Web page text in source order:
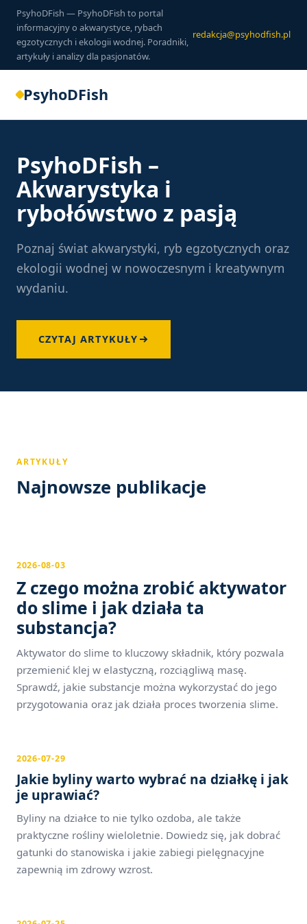
PsyhoDFish — PsyhoDFish to portal
informacyjny o akwarystyce, rybach
egzotycznych i ekologii wodnej. Poradniki,
artykuły i analizy dla pasjonatów.
redakcja@psyhodfish.pl
PsyhoDFish
PsyhoDFish –
Akwarystyka i
rybołówstwo z pasją
Poznaj świat akwarystyki, ryb egzotycznych oraz
ekologii wodnej w nowoczesnym i kreatywnym
wydaniu.
CZYTAJ ARTYKUŁY
ARTYKUŁY
Najnowsze publikacje
2026-08-03
Z czego można zrobić aktywator
do slime i jak działa ta
substancja?
Aktywator do slime to kluczowy składnik, który pozwala
przemienić klej w elastyczną, rozciągliwą masę.
Sprawdź, jakie substancje można wykorzystać do jego
przygotowania oraz jak działa proces tworzenia slime.
2026-07-29
Jakie byliny warto wybrać na działkę i jak
je uprawiać?
Byliny na działce to nie tylko ozdoba, ale także
praktyczne rośliny wieloletnie. Dowiedz się, jak dobrać
gatunki do stanowiska i jakie zabiegi pielęgnacyjne
zapewnią im zdrowy wzrost.